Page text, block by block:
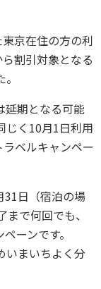
京在住の方の利
割引対象となる
延期となる可能
じく10月1日利用
ベルキャンペー
日（宿泊の場
で何回でも、
ーンです。
いまいちよく分